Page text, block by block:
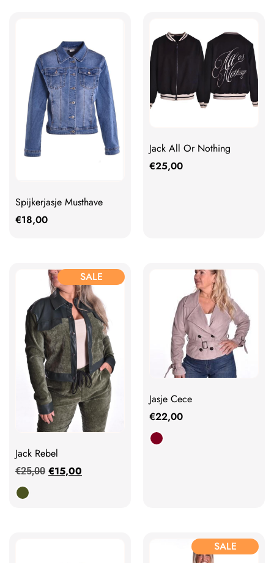
Spijkerjasje Musthave
€18,00
Jack All Or Nothing
€25,00
SALE
Jack Rebel
€25,00 €15,00
Jasje Cece
€22,00
SALE